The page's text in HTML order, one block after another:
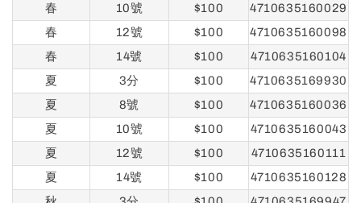
春
10號 $100
4710635160029
春
12號 $100
4710635160098
春
14號 $100
4710635160104
夏
3分 $100
4710635169930
夏
8號 $100
4710635160036
夏
10號 $100
4710635160043
夏
12號 $100
4710635160111
夏
14號 $100
4710635160128